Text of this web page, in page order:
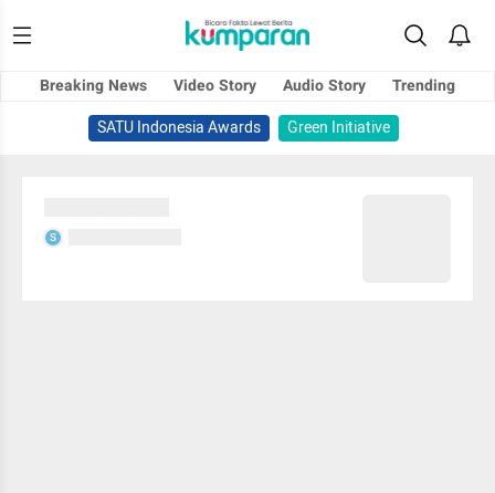
Breaking News Video Story Audio Story
Trending
SATU Indonesia Awards
Green Initiative
S